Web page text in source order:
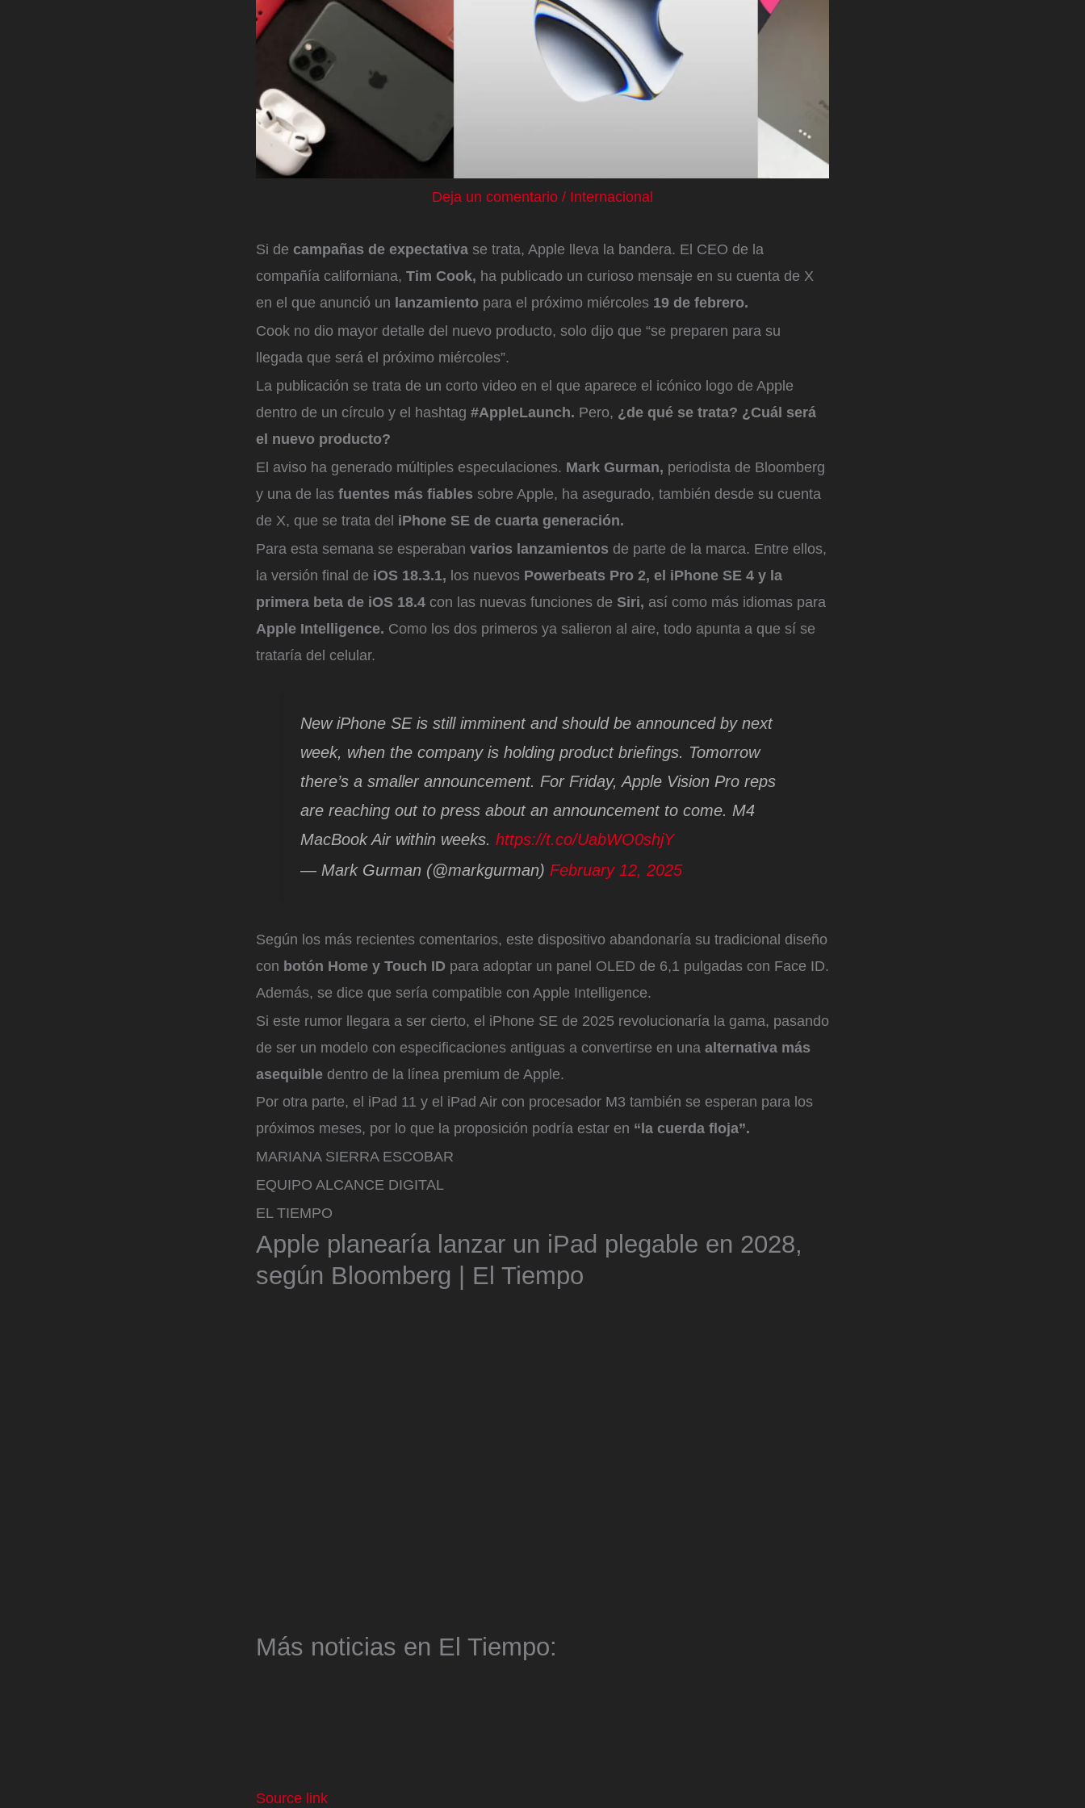
Deja un comentario / Internacional
Si de campañas de expectativa se trata, Apple lleva la bandera. El CEO de la
compañía californiana, Tim Cook, ha publicado un curioso mensaje en su cuenta de X
en el que anunció un lanzamiento para el próximo miércoles 19 de febrero.
Cook no dio mayor detalle del nuevo producto, solo dijo que “se preparen para su
llegada que será el próximo miércoles”.
La publicación se trata de un corto video en el que aparece el icónico logo de Apple
dentro de un círculo y el hashtag #AppleLaunch. Pero, ¿de qué se trata? ¿Cuál será
el nuevo producto?
El aviso ha generado múltiples especulaciones. Mark Gurman, periodista de Bloomberg
y una de las fuentes más fiables sobre Apple, ha asegurado, también desde su cuenta
de X, que se trata del iPhone SE de cuarta generación.
Para esta semana se esperaban varios lanzamientos de parte de la marca. Entre ellos,
la versión final de iOS 18.3.1, los nuevos Powerbeats Pro 2, el iPhone SE 4 y la
primera beta de iOS 18.4 con las nuevas funciones de Siri, así como más idiomas para
Apple Intelligence. Como los dos primeros ya salieron al aire, todo apunta a que sí se
trataría del celular.
New iPhone SE is still imminent and should be announced by next
week, when the company is holding product briefings. Tomorrow
there’s a smaller announcement. For Friday, Apple Vision Pro reps
are reaching out to press about an announcement to come. M4
MacBook Air within weeks. https://t.co/UabWO0shjY
— Mark Gurman (@markgurman) February 12, 2025
Según los más recientes comentarios, este dispositivo abandonaría su tradicional diseño
con botón Home y Touch ID para adoptar un panel OLED de 6,1 pulgadas con Face ID.
Además, se dice que sería compatible con Apple Intelligence.
Si este rumor llegara a ser cierto, el iPhone SE de 2025 revolucionaría la gama, pasando
de ser un modelo con especificaciones antiguas a convertirse en una alternativa más
asequible dentro de la línea premium de Apple.
Por otra parte, el iPad 11 y el iPad Air con procesador M3 también se esperan para los
próximos meses, por lo que la proposición podría estar en “la cuerda floja”.
MARIANA SIERRA ESCOBAR
EQUIPO ALCANCE DIGITAL
EL TIEMPO
Apple planearía lanzar un iPad plegable en 2028,
según Bloomberg | El Tiempo
Más noticias en El Tiempo:
Source link